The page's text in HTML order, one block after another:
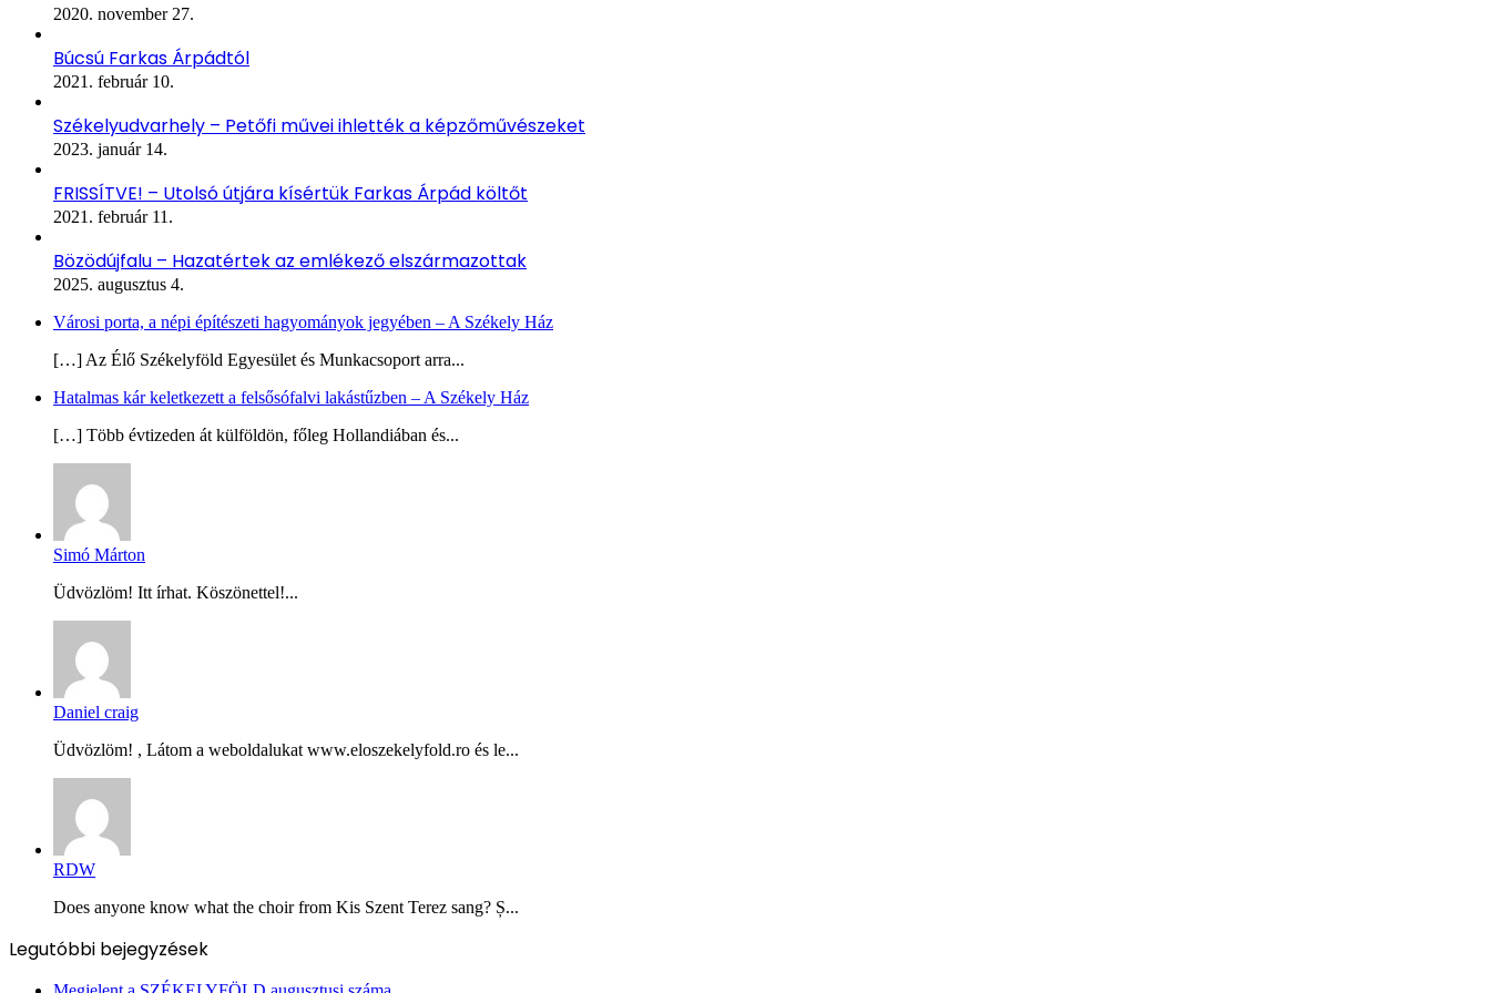
2020. november 27.
Búcsú Farkas Árpádtól
2021. február 10.
Székelyudvarhely – Petőfi művei ihlették a képzőművészeket
2023. január 14.
FRISSÍTVE! – Utolsó útjára kísértük Farkas Árpád költőt
2021. február 11.
Bözödújfalu – Hazatértek az emlékező elszármazottak
2025. augusztus 4.
Városi porta, a népi építészeti hagyományok jegyében – A Székely Ház
[…] Az Élő Székelyföld Egyesület és Munkacsoport arra...
Hatalmas kár keletkezett a felsősófalvi lakástűzben – A Székely Ház
[…] Több évtizeden át külföldön, főleg Hollandiában és...
Simó Márton
Üdvözlöm! Itt írhat. Köszönettel!...
Daniel craig
Üdvözlöm! , Látom a weboldalukat www.eloszekelyfold.ro és le...
RDW
Does anyone know what the choir from Kis Szent Terez sang? Ș...
Legutóbbi bejegyzések